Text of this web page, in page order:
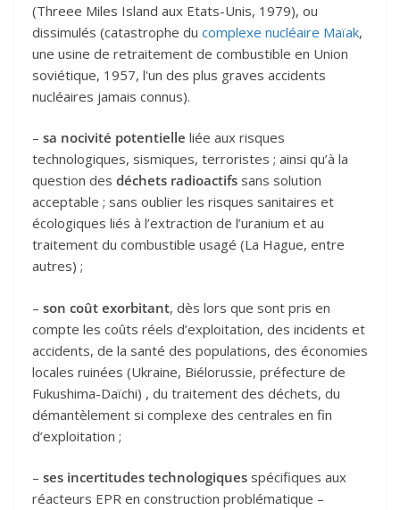
(Threee Miles Island aux Etats-Unis, 1979), ou
dissimulés (catastrophe du complexe nucléaire Maïak,
une usine de retraitement de combustible en Union
soviétique, 1957, l'un des plus graves accidents
nucléaires jamais connus).
– sa nocivité potentielle liée aux risques
technologiques, sismiques, terroristes ; ainsi qu’à la
question des déchets radioactifs sans solution
acceptable ; sans oublier les risques sanitaires et
écologiques liés à l’extraction de l’uranium et au
traitement du combustible usagé (La Hague, entre
autres) ;
– son coût exorbitant, dès lors que sont pris en
compte les coûts réels d’exploitation, des incidents et
accidents, de la santé des populations, des économies
locales ruinées (Ukraine, Biélorussie, préfecture de
Fukushima-Daïchi) , du traitement des déchets, du
démantèlement si complexe des centrales en fin
d’exploitation ;
– ses incertitudes technologiques spécifiques aux
réacteurs EPR en construction problématique –